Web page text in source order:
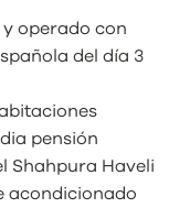
y operado con
del día 3
pensión
Shahpura Haveli
acondicionado